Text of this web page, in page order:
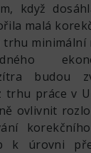
když
malá
trhu minimální
budou
trhu práce v
ovlivnit
k úrovni